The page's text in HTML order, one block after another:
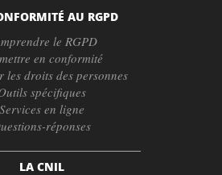
AU RGPD
le RGPD
en conformité
les droits des personnes
spécifiques
Services en ligne
réponses
LA CNIL